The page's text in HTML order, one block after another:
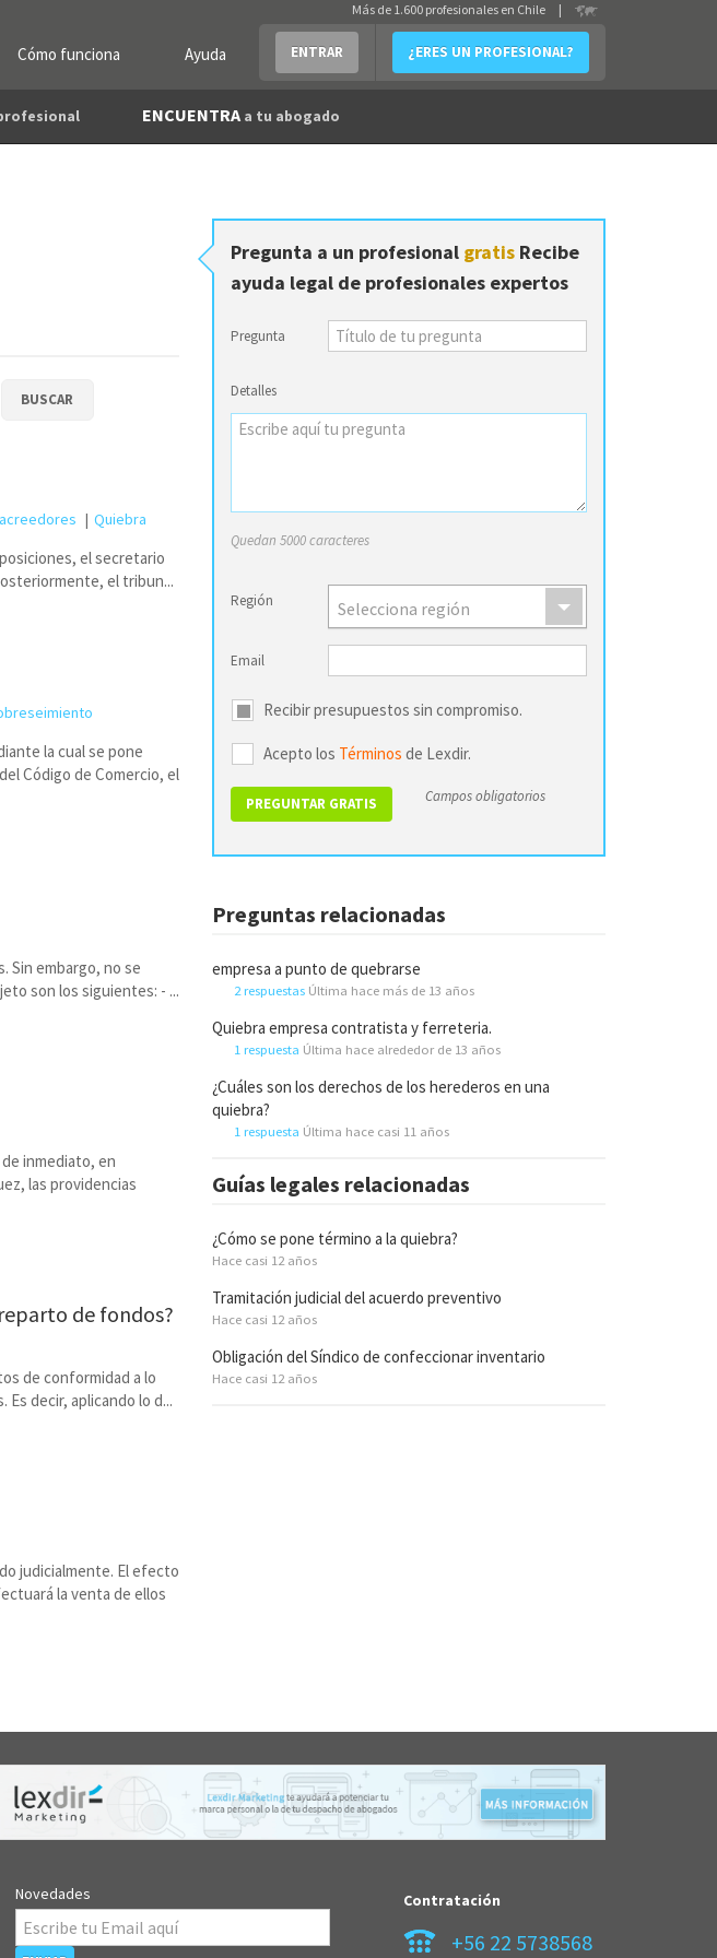
Cómo funciona Ayuda ENTRAR ¿ERES UN PROFESIONAL?
Más de 1.600 profesionales en Chile |
ENCUENTRA a tu abogado
BUSCAR
Quiebra
el secretario
el tribun...
la cual se pone
Código de Comercio, el
Sin embargo, no se
son los siguientes: - ...
inmediato, en
las providencias
de fondos?
de conformidad a lo
decir, aplicando lo d...
judicialmente. El efecto
la venta de ellos
Pregunta a un profesional gratis Recibe
ayuda legal de profesionales expertos
Pregunta
Detalles
Quedan 5000 caracteres
Región Selecciona región
Email
Recibir presupuestos sin compromiso.
Acepto los Términos de Lexdir.
Campos obligatorios
Preguntas relacionadas
empresa a punto de quebrarse
2 respuestas Última hace más de 13 años
Quiebra empresa contratista y ferreteria.
1 respuesta Última hace alrededor de 13 años
¿Cuáles son los derechos de los herederos en una
quiebra?
1 respuesta Última hace casi 11 años
Guías legales relacionadas
¿Cómo se pone término a la quiebra?
Hace casi 12 años
Tramitación judicial del acuerdo preventivo
Hace casi 12 años
Obligación del Síndico de confeccionar inventario
Hace casi 12 años
Novedades Contratación
+56 22 5738568